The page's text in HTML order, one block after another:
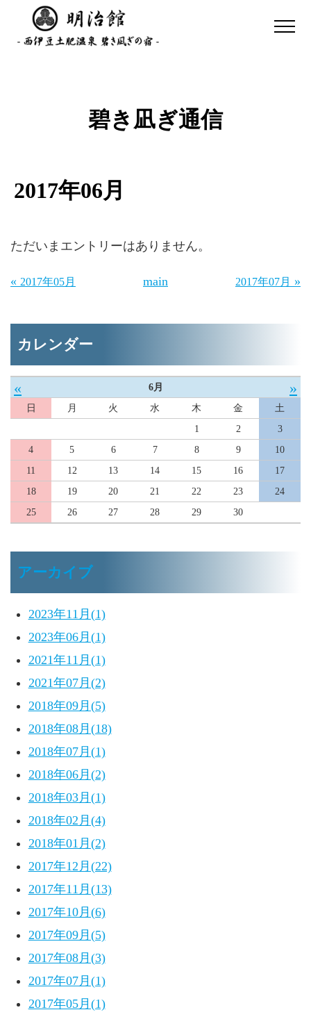
碧き凪ぎ通信
2017年06月
ただいまエントリーはありません。
« 2017年05月 main 2017年07月 »
カレンダー
« 6月 »
日 月 火 水 木 金
土
1
2
3
4
5 6 7 8 9
10
11
12 13 14 15 16
17
18
19 20 21 22 23
24
25
26 27 28 29 30
アーカイブ
2023年11月(1)
2023年06月(1)
2021年11月(1)
2021年07月(2)
2018年09月(5)
2018年08月(18)
2018年07月(1)
2018年06月(2)
2018年03月(1)
2018年02月(4)
2018年01月(2)
2017年12月(22)
2017年11月(13)
2017年10月(6)
2017年09月(5)
2017年08月(3)
2017年07月(1)
2017年05月(1)